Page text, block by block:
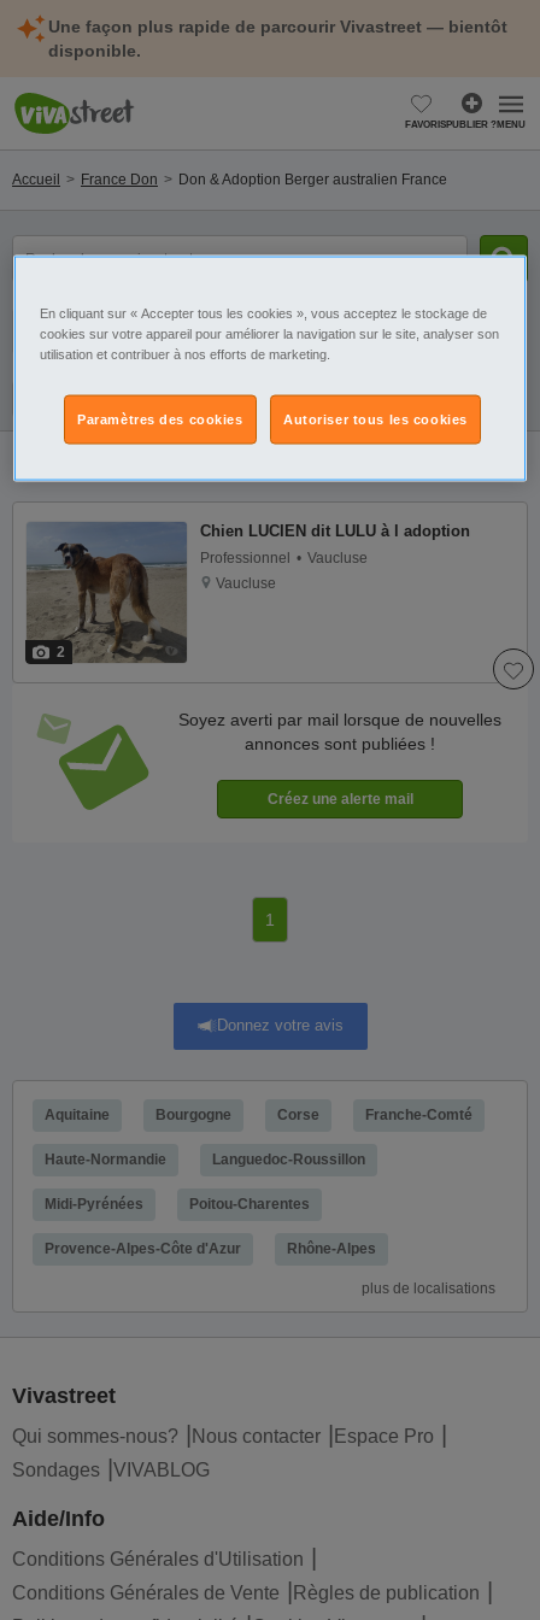
Une façon plus rapide de parcourir Vivastreet — bientôt
disponible.
FAVORISPUBLIER ?MENU
Accueil France Don Don & Adoption Berger australien France
Catégorie Sélectionnez la localisation
Galerie Alerte
2
Chien LUCIEN dit LULU à l adoption
Professionnel
Vaucluse
Vaucluse
Soyez averti par mail lorsque de nouvelles
annonces sont publiées !
1
Donnez votre avis
Aquitaine Bourgogne Corse Franche-Comté
Haute-Normandie Languedoc-Roussillon
Midi-Pyrénées Poitou-Charentes
Provence-Alpes-Côte d'Azur Rhône-Alpes
plus de localisations
Vivastreet
Qui sommes-nous? Nous contacter
Espace Pro
Sondages
VIVABLOG
Aide/Info
Conditions Générales d'Utilisation
Conditions Générales de Vente
Règles de publication
En cliquant sur « Accepter tous les cookies », vous acceptez le stockage de
cookies sur votre appareil pour améliorer la navigation sur le site, analyser son
utilisation et contribuer à nos efforts de marketing.
Autoriser tous les cookies
Paramètres des cookies